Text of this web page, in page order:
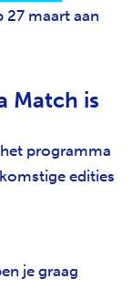
maart aan
Match is
programma
edities
je graag